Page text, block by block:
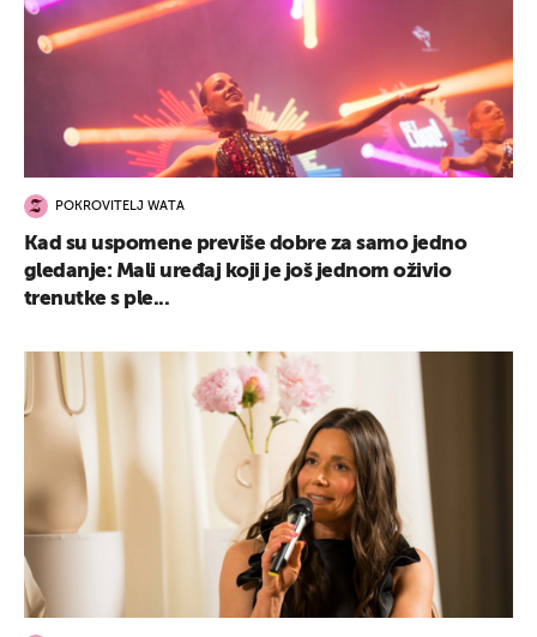
POKROVITELJ WATA
Kad su uspomene previše dobre za samo jedno
gledanje: Mali uređaj koji je još jednom oživio
trenutke s ple...